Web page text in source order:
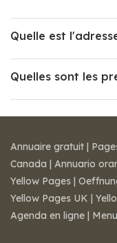
Quelle est
Quelles sont les
Annuaire gratuit |
Canada | Annuario
Yellow Pages |
Yellow Pages UK |
Agenda en ligne |